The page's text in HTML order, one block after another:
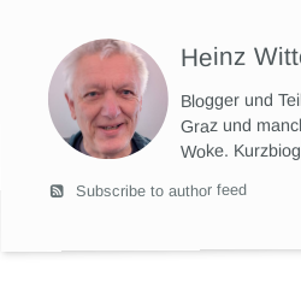
Heinz
Blogger und
Graz und
Woke.
Subscribe to author feed